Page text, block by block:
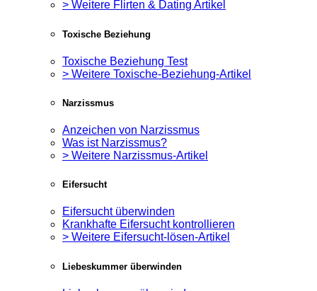
> Weitere Flirten & Dating Artikel
Toxische Beziehung
Toxische Beziehung Test
> Weitere Toxische-Beziehung-Artikel
Narzissmus
Anzeichen von Narzissmus
Was ist Narzissmus?
> Weitere Narzissmus-Artikel
Eifersucht
Eifersucht überwinden
Krankhafte Eifersucht kontrollieren
> Weitere Eifersucht-lösen-Artikel
Liebeskummer überwinden